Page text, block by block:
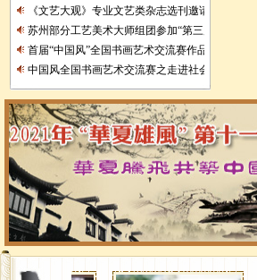
《文艺大观》专业文艺类杂志选刊邀请函
苏州部分工艺美术大师组团参加“第三届中、日、
首届“中国风”全国书画艺术交流赛作品展
中国风全国书画艺术交流赛之走进社会主义生态